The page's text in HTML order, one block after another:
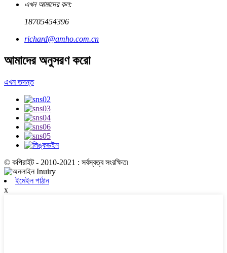
এখন আমাদের কল:
18705454396
richard@amho.com.cn
আমাদের অনুসরণ করো
এখন তদন্ত
© কপিরাইট - 2010-2021 : সর্বস্বত্ব সংরক্ষিত৷
ইমেইল পাঠান
x